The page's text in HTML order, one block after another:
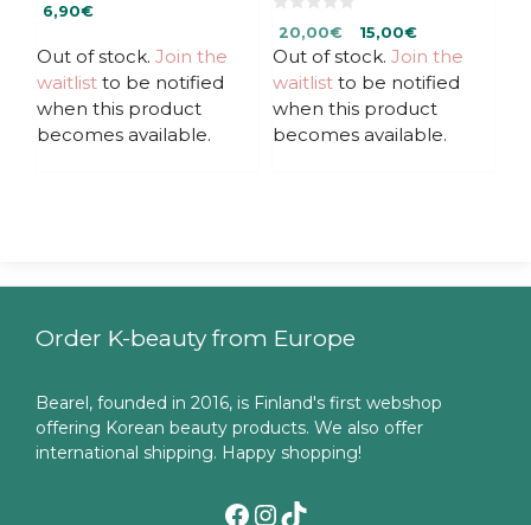
o
o
5
6,90€
Out of stock. Join the
waitlist to be notified
when this product
becomes available.
o
u
t
o
5
Original
price
was:
20,00€.
20,00€Current
price
is:
20,00€.
15,00€
Out of stock. Join the
waitlist to be notified
when this product
becomes available.
Order K-beauty from Europe
Bearel, founded in 2016, is Finland's first webshop
offering Korean beauty products. We also offer
international shipping. Happy shopping!
Facebook
Instagram
TikTok